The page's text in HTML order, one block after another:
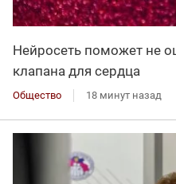
Нейросеть поможет не
клапана для сердца
Общество 18 минут назад